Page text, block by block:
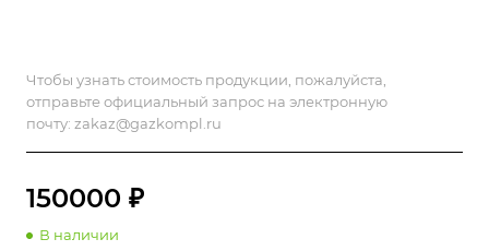
Чтобы узнать стоимость продукции, пожалуйста,
отправьте официальный запрос на электронную
почту: zakaz@gazkompl.ru
150000 ₽
В наличии